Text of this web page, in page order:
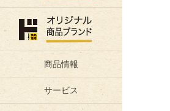
商品情報
サービス